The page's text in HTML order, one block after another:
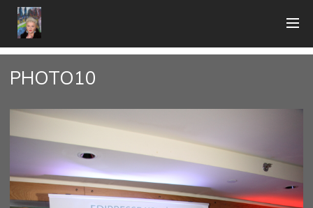
PHOTO10